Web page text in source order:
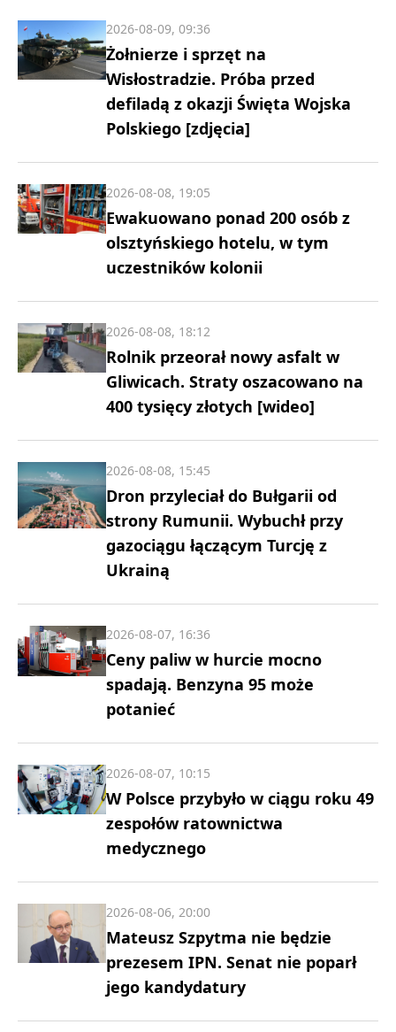
Żołnierze i sprzęt na
Wisłostradzie. Próba przed
defiladą z okazji Święta Wojska
Polskiego [zdjęcia]
2026-08-09, 09:36
Ewakuowano ponad 200 osób z
olsztyńskiego hotelu, w tym
uczestników kolonii
2026-08-08, 19:05
Rolnik przeorał nowy asfalt w
Gliwicach. Straty oszacowano na
400 tysięcy złotych [wideo]
2026-08-08, 18:12
Dron przyleciał do Bułgarii od
strony Rumunii. Wybuchł przy
gazociągu łączącym Turcję z
Ukrainą
2026-08-08, 15:45
Ceny paliw w hurcie mocno
spadają. Benzyna 95 może
potanieć
2026-08-07, 16:36
W Polsce przybyło w ciągu roku 49
zespołów ratownictwa
medycznego
2026-08-07, 10:15
Mateusz Szpytma nie będzie
prezesem IPN. Senat nie poparł
jego kandydatury
2026-08-06, 20:00